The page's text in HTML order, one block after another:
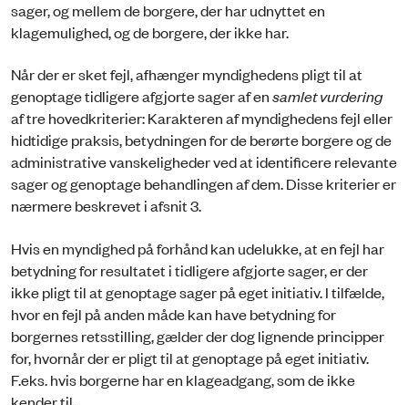
sager, og mellem de borgere, der har udnyttet en
klagemulighed, og de borgere, der ikke har.
Når der er sket fejl, afhænger myndighedens pligt til at
genoptage tidligere afgjorte sager af ensamlet vurdering
af tre hovedkriterier: Karakteren af myndighedens fejl eller
hidtidige praksis, betydningen for de berørte borgere og de
administrative vanskeligheder ved at identificere relevante
sager og genoptage behandlingen af dem. Disse kriterier er
nærmere beskrevet i afsnit 3.
Hvis en myndighed på forhånd kan udelukke, at en fejl har
betydning for resultatet i tidligere afgjorte sager, er der
ikke pligt til at genoptage sager på eget initiativ. I tilfælde,
hvor en fejl på anden måde kan have betydning for
borgernes retsstilling, gælder der dog lignende principper
for, hvornår der er pligt til at genoptage på eget initiativ.
F.eks. hvis borgerne har en klageadgang, som de ikke